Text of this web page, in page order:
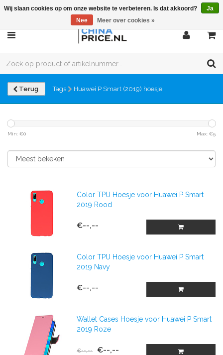
Terug Tags Huawei P Smart (2019) hoesje
Min: €0 Max: €5
Color TPU Hoesje voor Huawei P Smart
2019 Rood
€--,--
Color TPU Hoesje voor Huawei P Smart
2019 Navy
€--,--
Wallet Cases Hoesje voor Huawei P Smart
2019 Roze
€--,-- €--,--
Wij slaan cookies op om onze website te verbeteren. Is dat akkoord?
Ja
Nee
Meer over cookies »